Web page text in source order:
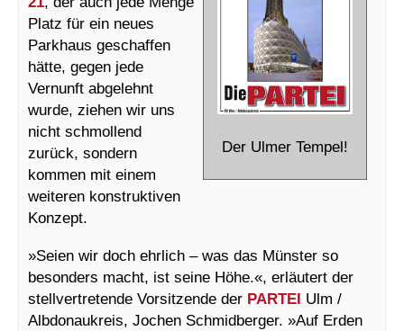
Der Ulmer Tempel!
Platz für ein neues
Parkhaus geschaffen
hätte, gegen jede
Vernunft abgelehnt
wurde, ziehen wir uns
nicht schmollend
zurück, sondern
kommen mit einem
weiteren konstruktiven
Konzept.
»Seien wir doch ehrlich – was das Münster so
besonders macht, ist seine Höhe.«, erläutert der
stellvertretende Vorsitzende der PARTEI Ulm /
Albdonaukreis, Jochen Schmidberger. »Auf Erden